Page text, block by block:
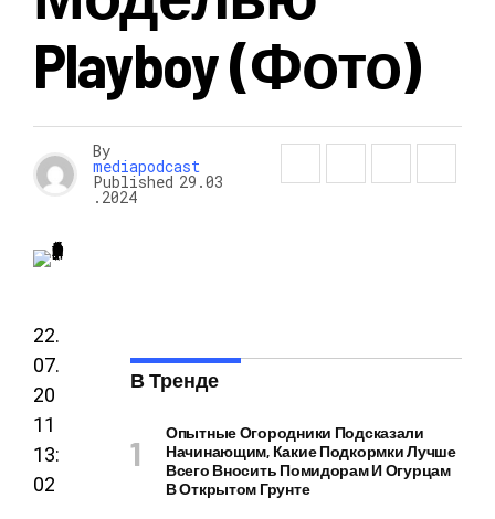
Playboy (фото)
By
mediapodcast
Published 29.03
.2024
22.
07.
20
11
13:
02
В Тренде
Опытные Огородники Подсказали
Начинающим, Какие Подкормки Лучше
Всего Вносить Помидорам И Огурцам
В Открытом Грунте